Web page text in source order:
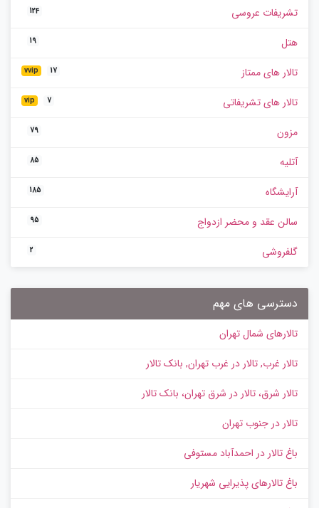
تشریفات عروسی 124
هتل 19
تالار های ممتاز vvip 17
تالار های تشریفاتی vip 7
مزون 79
آتلیه 85
آرایشگاه 185
سالن عقد و محضر ازدواج 95
گلفروشی 2
دسترسی های مهم
تالارهای شمال تهران
تالار غرب, تالار در غرب تهران, بانک تالار
تالار شرق، تالار در شرق تهران، بانک تالار
تالار در جنوب تهران
باغ تالار در احمدآباد مستوفی
باغ تالارهای پذیرایی شهریار